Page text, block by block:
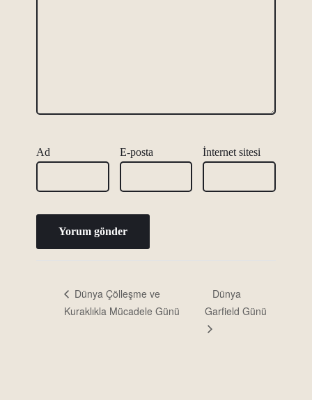
Ad E-posta İnternet sitesi
Dünya Çölleşme ve
Kuraklıkla Mücadele Günü
Dünya
Garfield Günü